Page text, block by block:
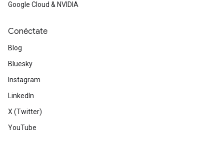
Google Cloud & NVIDIA
Conéctate
Blog
Bluesky
Instagram
LinkedIn
X (Twitter)
YouTube